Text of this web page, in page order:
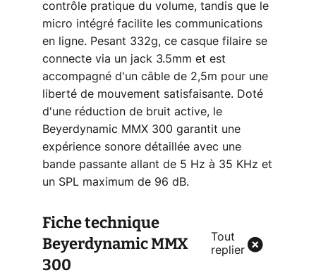
contrôle pratique du volume, tandis que le
micro intégré facilite les communications
en ligne. Pesant 332g, ce casque filaire se
connecte via un jack 3.5mm et est
accompagné d'un câble de 2,5m pour une
liberté de mouvement satisfaisante. Doté
d'une réduction de bruit active, le
Beyerdynamic MMX 300 garantit une
expérience sonore détaillée avec une
bande passante allant de 5 Hz à 35 KHz et
un SPL maximum de 96 dB.
Fiche technique
Beyerdynamic MMX
300
Tout
replier